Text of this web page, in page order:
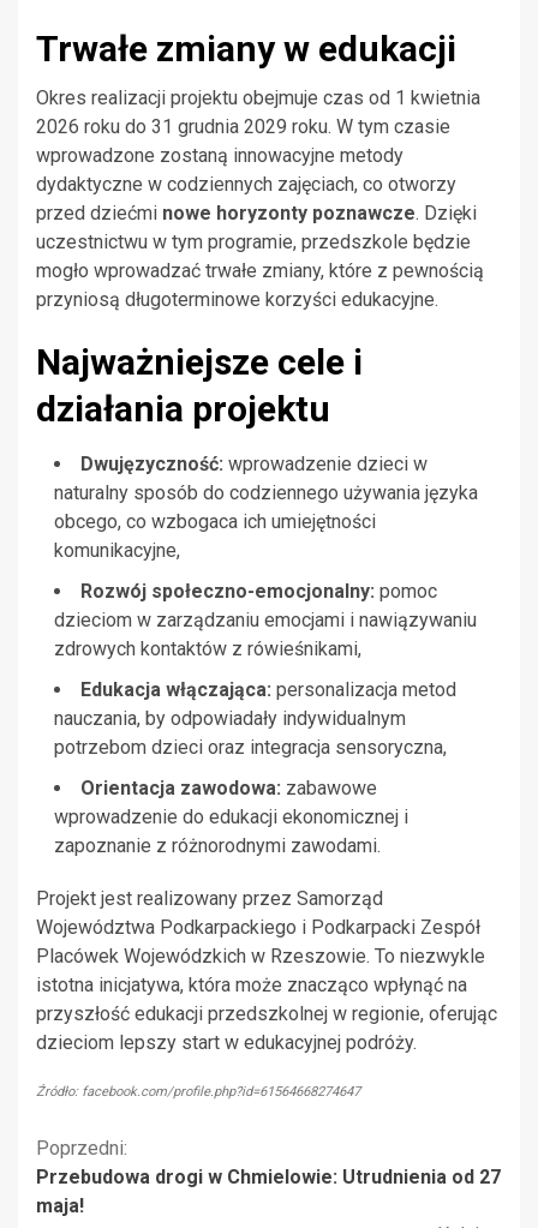
Trwałe zmiany w edukacji
Okres realizacji projektu obejmuje czas od 1 kwietnia
2026 roku do 31 grudnia 2029 roku. W tym czasie
wprowadzone zostaną innowacyjne metody
dydaktyczne w codziennych zajęciach, co otworzy
przed dziećmi nowe horyzonty poznawcze. Dzięki
uczestnictwu w tym programie, przedszkole będzie
mogło wprowadzać trwałe zmiany, które z pewnością
przyniosą długoterminowe korzyści edukacyjne.
Najważniejsze cele i
działania projektu
Dwujęzyczność: wprowadzenie dzieci w
naturalny sposób do codziennego używania języka
obcego, co wzbogaca ich umiejętności
komunikacyjne,
Rozwój społeczno-emocjonalny: pomoc
dzieciom w zarządzaniu emocjami i nawiązywaniu
zdrowych kontaktów z rówieśnikami,
Edukacja włączająca: personalizacja metod
nauczania, by odpowiadały indywidualnym
potrzebom dzieci oraz integracja sensoryczna,
Orientacja zawodowa: zabawowe
wprowadzenie do edukacji ekonomicznej i
zapoznanie z różnorodnymi zawodami.
Projekt jest realizowany przez Samorząd
Województwa Podkarpackiego i Podkarpacki Zespół
Placówek Wojewódzkich w Rzeszowie. To niezwykle
istotna inicjatywa, która może znacząco wpłynąć na
przyszłość edukacji przedszkolnej w regionie, oferując
dzieciom lepszy start w edukacyjnej podróży.
Źródło: facebook.com/profile.php?id=61564668274647
Kontynuuj
czytanie
Poprzedni:
Przebudowa drogi w Chmielowie: Utrudnienia od 27
maja!